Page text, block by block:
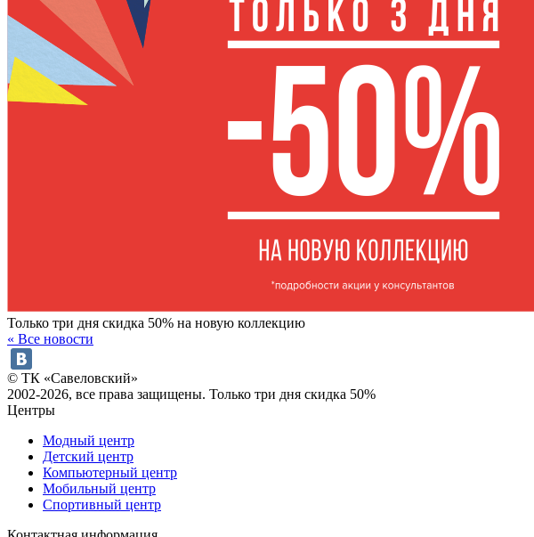
Только три дня скидка 50% на новую коллекцию
« Все новости
© ТК «Савеловский»
2002-2026, все права защищены. Только три дня скидка 50%
Центры
Модный центр
Детский центр
Компьютерный центр
Мобильный центр
Спортивный центр